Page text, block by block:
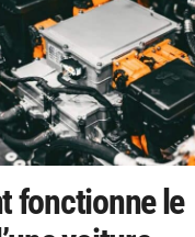
fonctionne le